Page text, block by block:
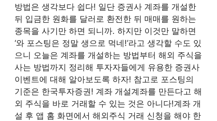
방법은 생각보다 쉽다! 일단 증권사 계좌를 개설한
뒤 입금한 원화를 달러로 환전한 뒤 매매를 원하는
종목을 사기만 하면 되니까. 하지만 이것만 말하면
‘와 포스팅은 정말 생으로 먹네!’라고 생각할 수도 있
으니 오늘은 계좌를 개설하는 방법부터 해외 주식을
사는 방법까지 정리해 투자자들에게 유용한 증권사
이벤트에 대해 알아보도록 하자! 참고로 포스팅의
기준은 한국투자증권! 계좌 개설계좌를 만든다고 해
외 주식을 바로 거래할 수 있는 것은 아니다!계좌 개
설 후 앱 홈 화면에서 해외주식 거래 신청을 해야 한